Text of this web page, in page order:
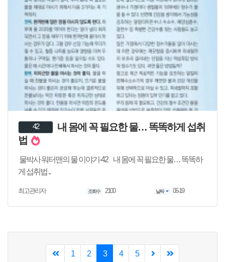
42
내 몸에 꼭 필요한 물… 똑똑하게 섭취
법
물박사 워터맨의 물 이야기-42 내 몸에 꼭 필요한 물… 똑똑하
게 섭취법 ..
최고관리자 조회수 2100 날짜 06-19
1 2 3현재페이지
4 5